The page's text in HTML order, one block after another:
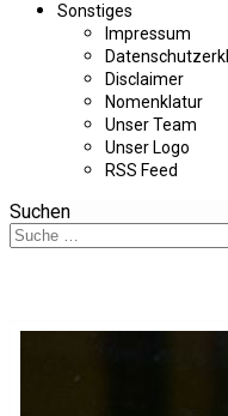
Sonstiges
Impressum
Disclaimer
Nomenklatur
Unser Team
Unser Logo
RSS Feed
Suchen